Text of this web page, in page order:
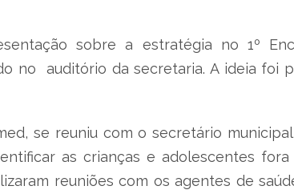
sobre a estratégia no 1º
no auditório da secretaria. A ideia foi
se reuniu com o secretário municipal
as crianças e adolescentes fora
reuniões com os agentes de